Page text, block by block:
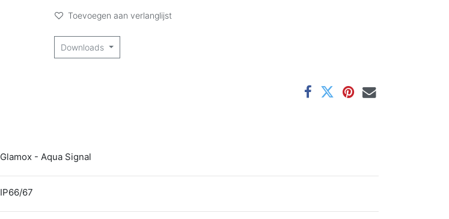
Toevoegen aan verlanglijst
Downloads
Glamox - Aqua Signal
IP66/67